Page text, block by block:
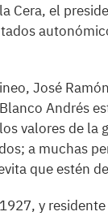
Cera, el
José
Andrés
valores de la
a muchas
que estén
y